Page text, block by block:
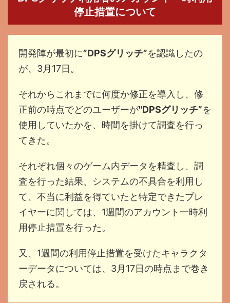
停止措置について
開発陣が最初に”DPSグリッチ”を認識したの
が、3月17日。
それからこれまでに何度か修正を導入し、修
正前の時点でどのユーザーが"DPSグリッチ”を
使用していたかを、時間を掛けて調査を行っ
てきた。
それぞれ個々のゲーム内データを精査し、調
査を行った結果、システムの不具合を利用し
て、不当に利益を得ていたと特定できたプレ
イヤーに関しては、1週間のアカウント一時利
用停止措置を行った。
又、1週間の利用停止措置を受けたキャラクタ
ーデータについては、3月17日の時点まで巻き
戻される。